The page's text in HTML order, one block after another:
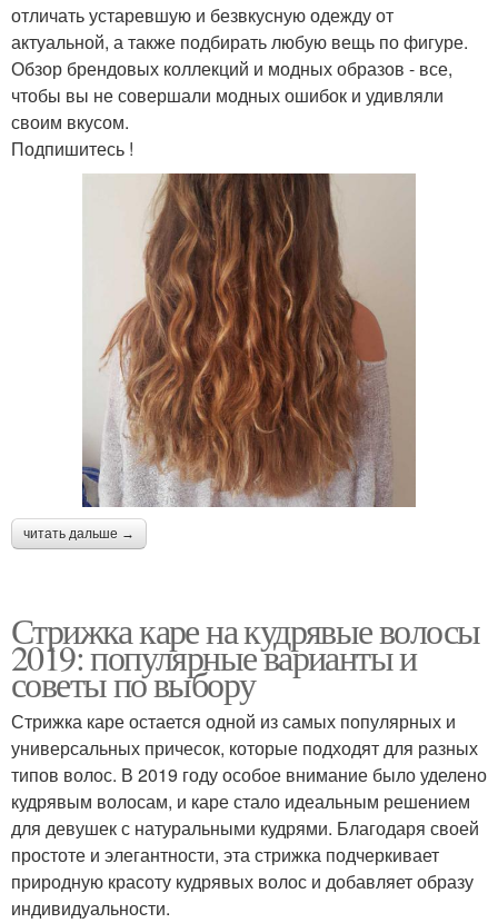
отличать устаревшую и безвкусную одежду от
актуальной, а также подбирать любую вещь по фигуре.
Обзор брендовых коллекций и модных образов - все,
чтобы вы не совершали модных ошибок и удивляли
своим вкусом.
Подпишитесь !
читать дальше →
Стрижка каре на кудрявые волосы
2019: популярные варианты и
советы по выбору
Стрижка каре остается одной из самых популярных и
универсальных причесок, которые подходят для разных
типов волос. В 2019 году особое внимание было уделено
кудрявым волосам, и каре стало идеальным решением
для девушек с натуральными кудрями. Благодаря своей
простоте и элегантности, эта стрижка подчеркивает
природную красоту кудрявых волос и добавляет образу
индивидуальности.